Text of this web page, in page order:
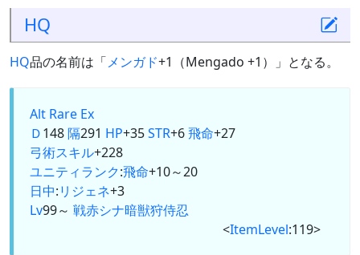
HQ
HQ品の名前は「メンガド+1（Mengado +1）」となる。
Alt Rare Ex
Ｄ148隔291 HP+35STR+6飛命+27
弓術スキル+228
ユニティランク:飛命+10～20
日中:リジェネ+3
Lv99～ 戦赤シナ暗獣狩侍忍
<ItemLevel:119>